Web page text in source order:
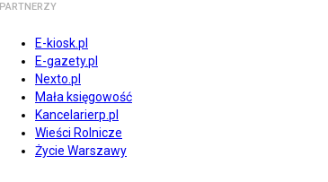
PARTNERZY
E-kiosk.pl
E-gazety.pl
Nexto.pl
Mała księgowość
Kancelarierp.pl
Wieści Rolnicze
Życie Warszawy